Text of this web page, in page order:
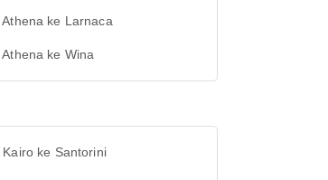
ke Larnaca
ke Wina
ke Santorini